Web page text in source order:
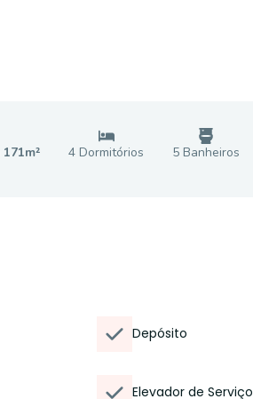
171m² 4 Dormitórios 5Banheiros
Depósito
Elevador de Serviço